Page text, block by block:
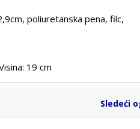
poliuretanska pena, filc,
19 cm
Sledeći